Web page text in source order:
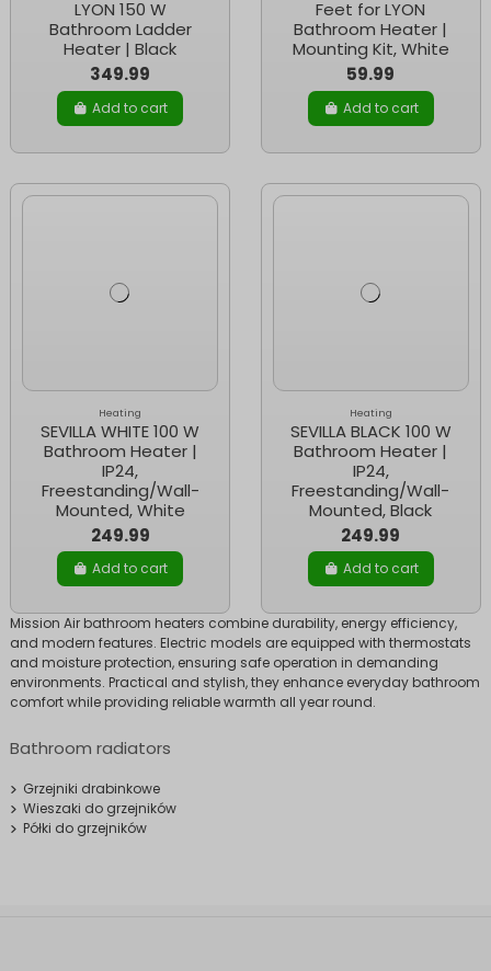
LYON 150 W
Bathroom Ladder
Heater | Black
349.99
Add to cart
Feet for LYON
Bathroom Heater |
Mounting Kit, White
59.99
Add to cart
Heating
SEVILLA WHITE 100 W
Bathroom Heater |
IP24,
Freestanding/Wall-
Mounted, White
249.99
Add to cart
Heating
SEVILLA BLACK 100 W
Bathroom Heater |
IP24,
Freestanding/Wall-
Mounted, Black
249.99
Add to cart
Mission Air bathroom heaters combine durability, energy efficiency,
and modern features. Electric models are equipped with thermostats
and moisture protection, ensuring safe operation in demanding
environments. Practical and stylish, they enhance everyday bathroom
comfort while providing reliable warmth all year round.
Bathroom radiators
Grzejniki drabinkowe
Wieszaki do grzejników
Półki do grzejników